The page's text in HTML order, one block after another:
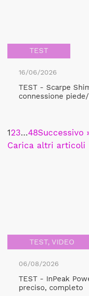
TEST
16/06/2026
TEST - Scarpe
connessione
123…48Successivo
Carica altri articoli
TEST, VIDEO
06/08/2026
TEST - InPeak
preciso, completo